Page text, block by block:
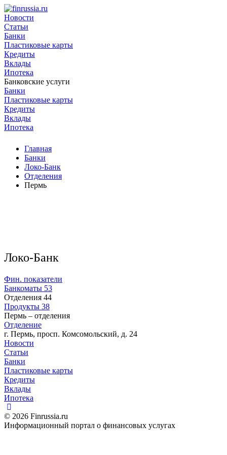
Новости
Статьи
Банки
Пластиковые карты
Кредиты
Вклады
Ипотека
Банковские услуги
Банки
Пластиковые карты
Кредиты
Вклады
Ипотека
Главная
Банки
Локо-Банк
Отделения
Пермь
Локо-Банк
Фин. показатели
Банкоматы 53
Отделения 44
Продукты 38
Пермь – отделения
Отделение
г. Пермь, просп. Комсомольский, д. 24
Новости
Статьи
Банки
Пластиковые карты
Кредиты
Вклады
Ипотека
© 2026 Finrussia.ru
Информационный портал о финансовых услугах